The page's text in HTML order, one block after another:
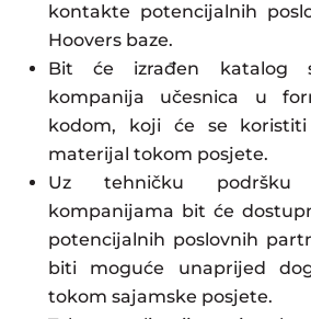
kontakte potencijalnih
Hoovers baze.
Bit će izrađen katalog
kompanija učesnica u
kodom, koji će se
materijal tokom posjete.
Uz tehničku podršku
kompanijama bit će
potencijalnih poslovnih
biti moguće unaprijed
tokom sajamske posjete.